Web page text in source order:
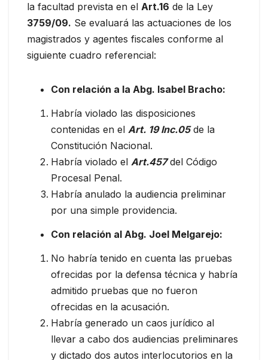
la facultad prevista en el Art.16 de la Ley
3759/09. Se evaluará las actuaciones de los
magistrados y agentes fiscales conforme al
siguiente cuadro referencial:
Con relación a la Abg. Isabel Bracho:
Habría violado las disposiciones
contenidas en el Art. 19 Inc.05de la
Constitución Nacional.
Habría violado el Art.457del Código
Procesal Penal.
Habría anulado la audiencia preliminar
por una simple providencia.
Con relación al Abg. Joel Melgarejo:
No habría tenido en cuenta las pruebas
ofrecidas por la defensa técnica y habría
admitido pruebas que no fueron
ofrecidas en la acusación.
Habría generado un caos jurídico al
llevar a cabo dos audiencias preliminares
y dictado dos autos interlocutorios en la